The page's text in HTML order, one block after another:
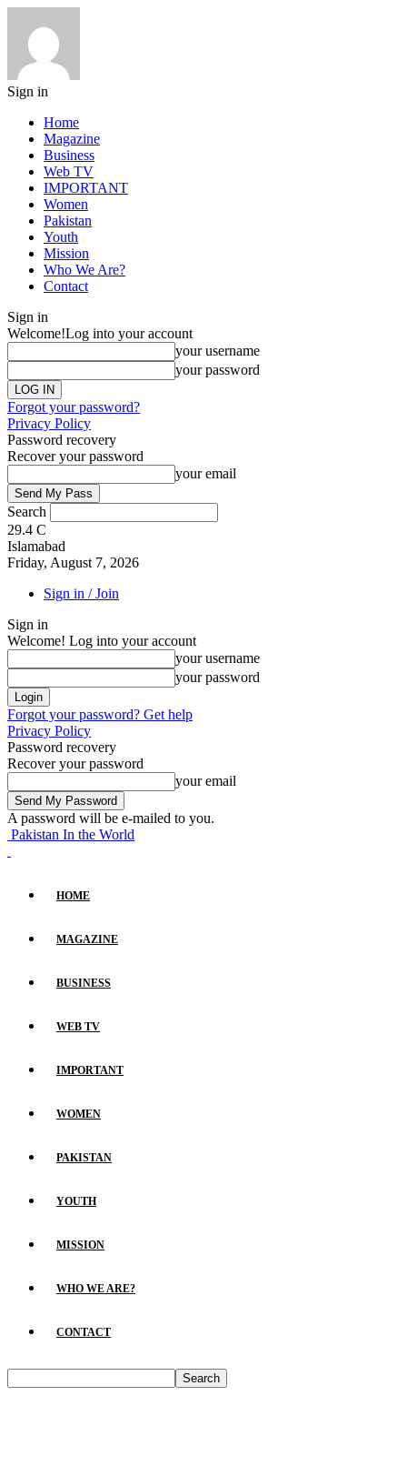
Sign in
Home
Magazine
Business
Web TV
IMPORTANT
Women
Pakistan
Youth
Mission
Who We Are?
Contact
Sign in
Welcome!Log into your account
your username
your password
Forgot your password?
Privacy Policy
Password recovery
Recover your password
your email
Search
29.4 C
Islamabad
Friday, August 7, 2026
Sign in / Join
Sign in
Welcome! Log into your account
your username
your password
Forgot your password? Get help
Privacy Policy
Password recovery
Recover your password
your email
A password will be e-mailed to you.
Pakistan In the World
HOME
MAGAZINE
BUSINESS
WEB TV
IMPORTANT
WOMEN
PAKISTAN
YOUTH
MISSION
WHO WE ARE?
CONTACT